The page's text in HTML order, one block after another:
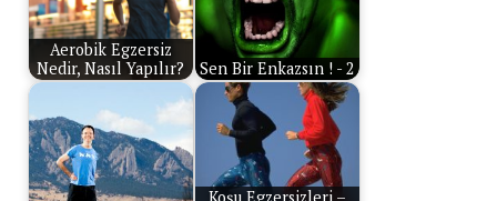
Aerobik Egzersiz
Nedir, Nasıl Yapılır?
Sen Bir Enkazsın ! - 2